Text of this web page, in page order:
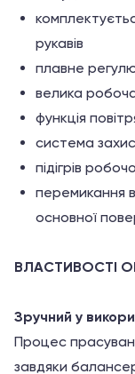
рукавів
плавне
велика
функція
система
підігрів
перемикання
основної
ВЛАСТИВОСТІ
Зручний у
Процес
завдяки